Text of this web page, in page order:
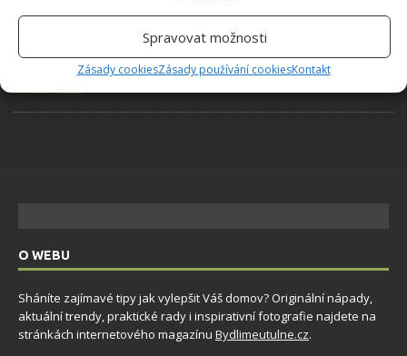
Spravovat možnosti
Zásady cookiesZásady používání cookiesKontakt
Využití dešťové vody v domácnosti: Tři
způsoby, jak její měkkost promění váš úklid
O WEBU
Sháníte zajímavé tipy jak vylepšit Váš domov? Originální nápady,
aktuální trendy, praktické rady i inspirativní fotografie najdete na
stránkách internetového magazínu Bydlimeutulne.cz.